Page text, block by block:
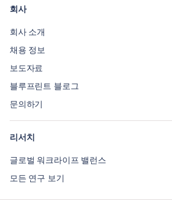
회사
회사 소개
채용 정보
보도자료
블루프린트 블로그
문의하기
리서치
글로벌 워크라이프 밸런스
모든 연구 보기